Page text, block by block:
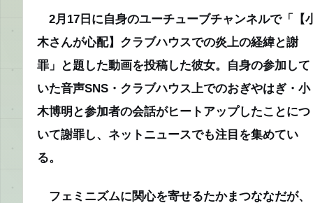
2月17日に自身のユーチューブチャンネルで「【
木さんが心配】クラブハウスでの炎上の経緯と謝
罪」と題した動画を投稿した彼女。自身の参加して
いた音声SNS・クラブハウス上でのおぎやはぎ・小
木博明と参加者の会話がヒートアップしたことにつ
いて謝罪し、ネットニュースでも注目を集めてい
る。
フェミニズムに関心を寄せるたかまつななだが、